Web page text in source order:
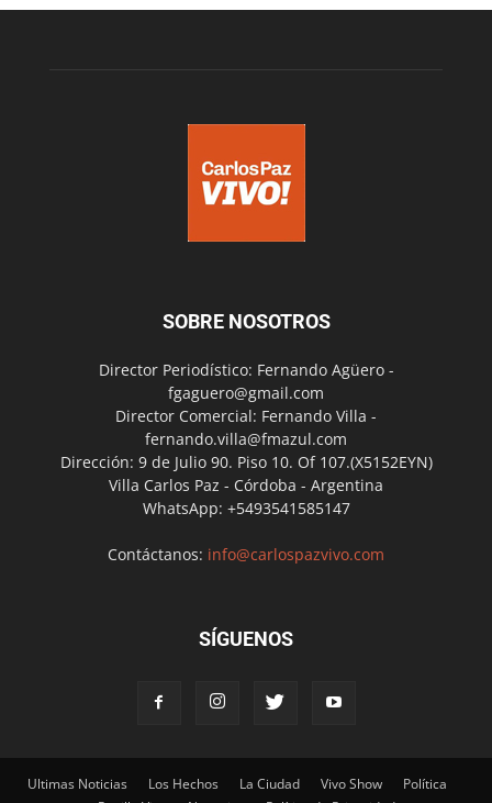
SOBRE NOSOTROS
Director Periodístico: Fernando Agüero -
fgaguero@gmail.com
Director Comercial: Fernando Villa -
fernando.villa@fmazul.com
Dirección: 9 de Julio 90. Piso 10. Of 107.(X5152EYN)
Villa Carlos Paz - Córdoba - Argentina
WhatsApp: +5493541585147
Contáctanos: info@carlospazvivo.com
SÍGUENOS
Ultimas Noticias Los Hechos La Ciudad Vivo Show
Política